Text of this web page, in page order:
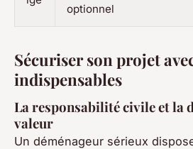
optionnel
Sécuriser son projet
indispensables
La responsabilité civile et la
valeur
Un déménageur sérieux